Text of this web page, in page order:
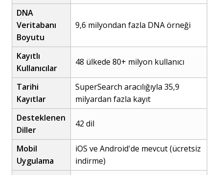
DNA
Veritabanı
Boyutu
9,6 milyondan fazla DNA örneği
Kayıtlı
Kullanıcılar
48 ülkede 80+ milyon kullanıcı
Tarihi
Kayıtlar
SuperSearch aracılığıyla 35,9
milyardan fazla kayıt
Desteklenen
Diller
42 dil
Mobil
Uygulama
iOS ve Android'de mevcut (ücretsiz
indirme)